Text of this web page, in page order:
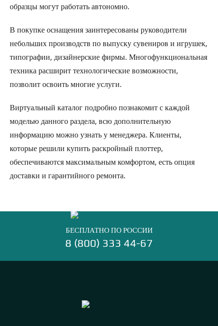
образцы могут работать автономно.
В покупке оснащения заинтересованы руководители
небольших производств по выпуску сувениров и игрушек,
типографии, дизайнерские фирмы. Многофункциональная
техника расширит технологические возможности,
позволит освоить многие услуги.
Виртуальный каталог подробно познакомит с каждой
моделью данного раздела, всю дополнительную
информацию можно узнать у менеджера. Клиенты,
которые решили купить раскройный плоттер,
обеспечиваются максимальным комфортом, есть опция
доставки и гарантийного ремонта.
БЕСПЛАТНО ПО РОССИИ
8 (800) 333 44-67